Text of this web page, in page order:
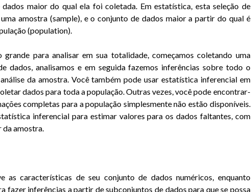
maior do qual ela foi coletada. Em estatística, esta seleção de
amostra (sample), e o conjunto de dados maior a partir do qual é
(population).
para analisar em sua totalidade, começamos coletando uma
dados, analisamos e em seguida fazemos inferências sobre todo o
da amostra. Você também pode usar estatística inferencial em
dados para toda a população. Outras vezes, você pode encontrar-
completas para a população simplesmente não estão disponíveis.
inferencial para estimar valores para os dados faltantes, com
da amostra.
as características de seu conjunto de dados numéricos, enquanto
fazer inferências a partir de subconjuntos de dados para que se possa